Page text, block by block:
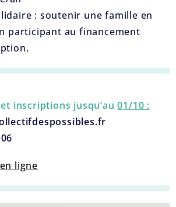
: soutenir une famille en
participant au financement
inscriptions jusqu’au01/10 :
ligne